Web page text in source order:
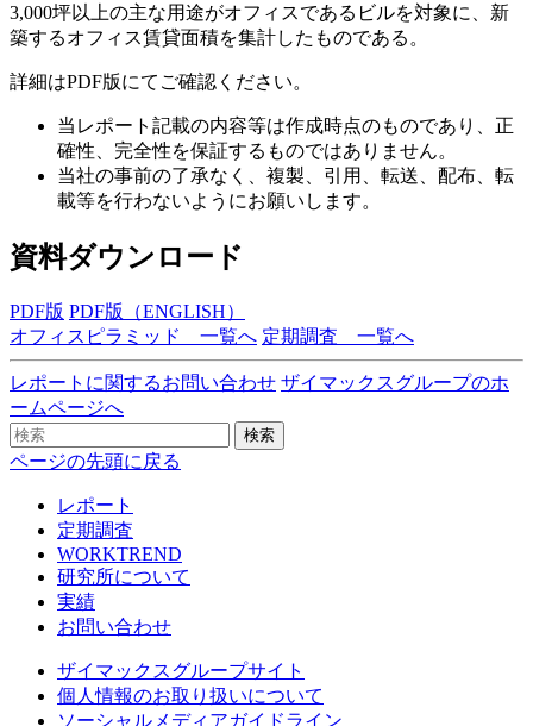
3,000坪以上の主な用途がオフィスであるビルを対象に、新
築するオフィス賃貸面積を集計したものである。
詳細はPDF版にてご確認ください。
当レポート記載の内容等は作成時点のものであり、正
確性、完全性を保証するものではありません。
当社の事前の了承なく、複製、引用、転送、配布、転
載等を行わないようにお願いします。
資料ダウンロード
PDF版 PDF版（ENGLISH）
オフィスピラミッド 一覧へ 定期調査 一覧へ
レポートに関するお問い合わせ ザイマックスグループのホ
ームページへ
検索
ページの先頭に戻る
レポート
定期調査
WORKTREND
研究所について
実績
お問い合わせ
ザイマックスグループサイト
個人情報のお取り扱いについて
ソーシャルメディアガイドライン